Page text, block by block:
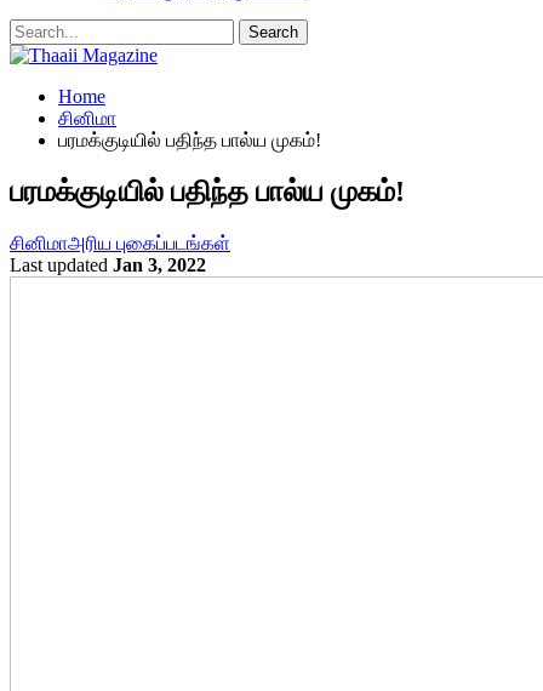
Home
சினிமா
பரமக்குடியில் பதிந்த பால்ய முகம்!
பரமக்குடியில் பதிந்த பால்ய முகம்!
சினிமாஅரிய புகைப்படங்கள்
Last updated Jan 3, 2022